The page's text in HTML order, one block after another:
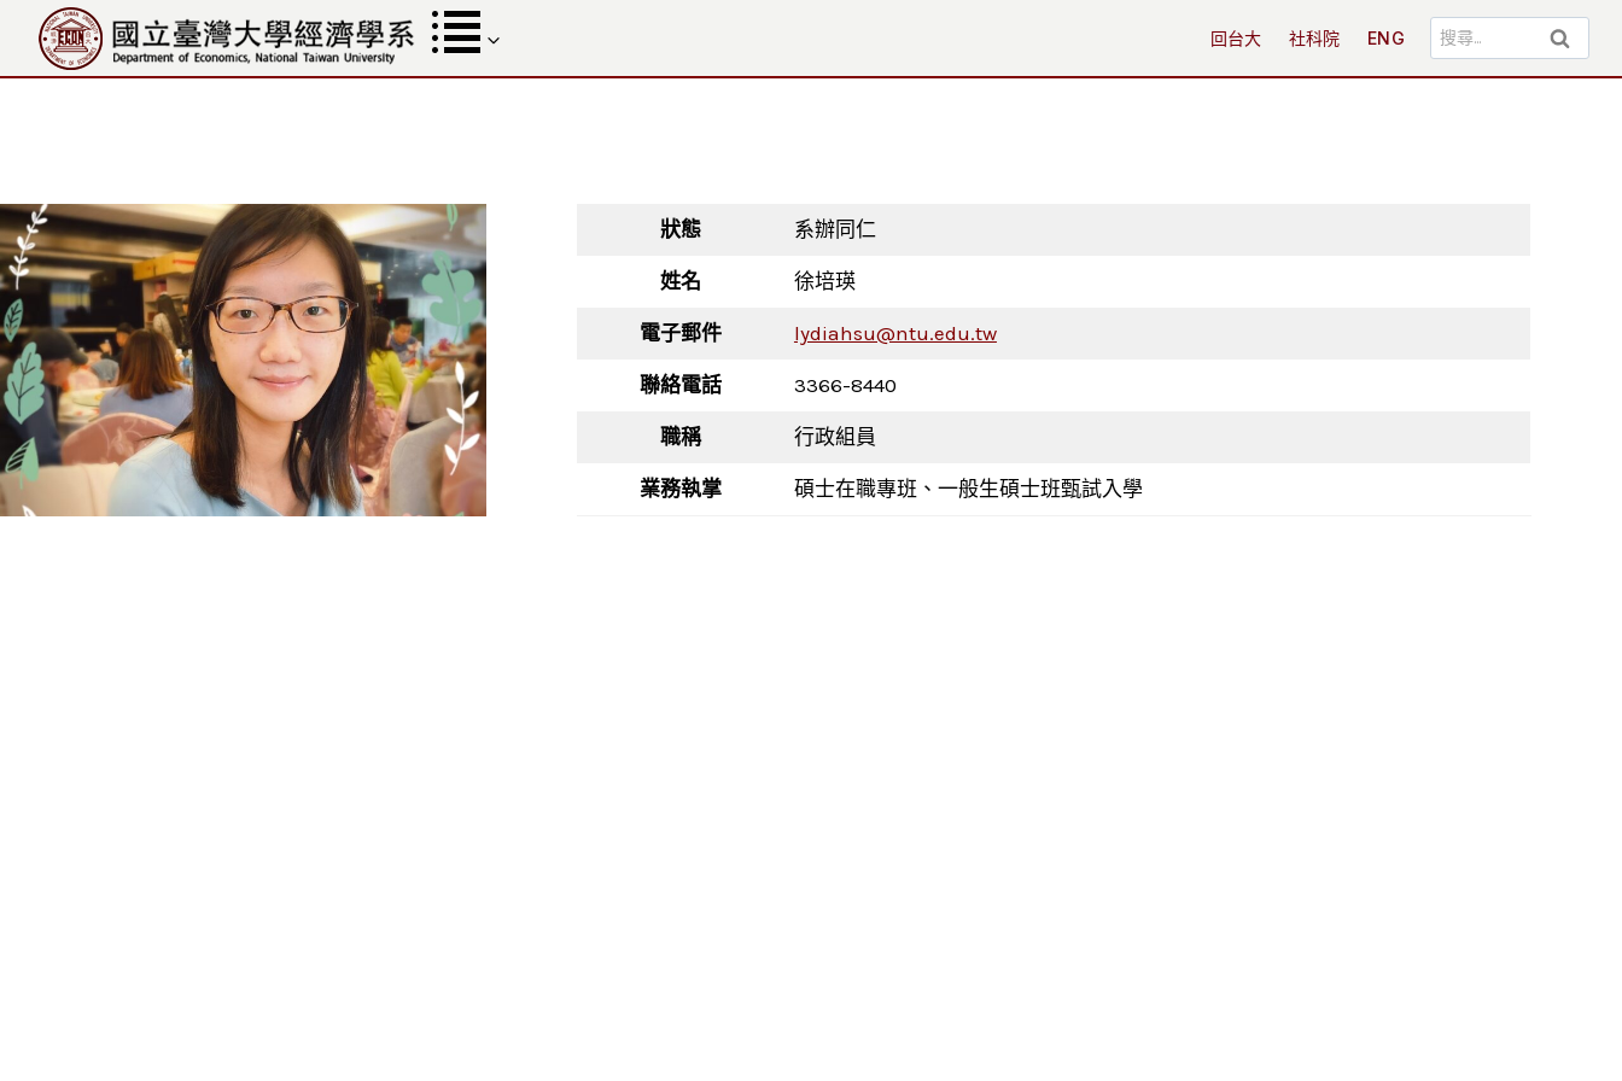
內
回台大 社科院 ENG
搜
尋
狀態 系辦同仁
姓名 徐培瑛
電子郵件 lydiahsu@ntu.edu.tw
聯絡電話 3366-8440
職稱 行政組員
業務執掌 碩士在職專班、一般生碩士班甄試入學